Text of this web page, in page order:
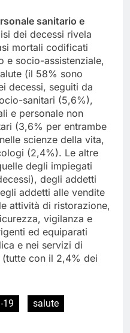
sanitario e
dei decessi rivela
mortali codificati
e socio-assistenziale,
(il 58% sono
decessi, seguiti da
sanitari (5,6%),
e personale non
(3,6% per entrambe
scienze della vita,
(2,4%). Le altre
degli impiegati
degli addetti
addetti alle vendite
attività di ristorazione,
vigilanza e
ed equiparati
e nei servizi di
con il 2,4% dei
19
salute